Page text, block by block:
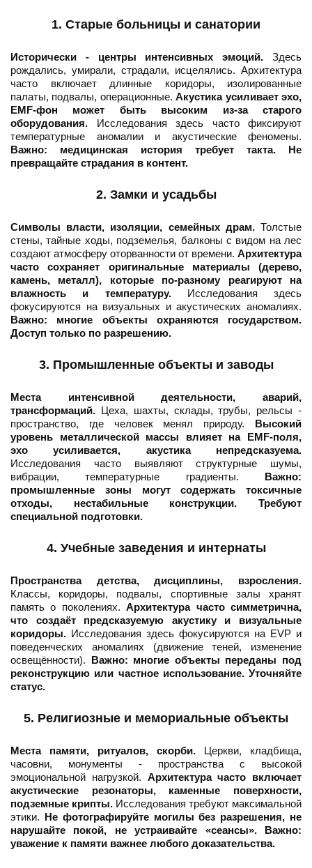
1. Старые больницы и санатории
Исторически - центры интенсивных эмоций. Здесь
рождались, умирали, страдали, исцелялись. Архитектура
часто включает длинные коридоры, изолированные
палаты, подвалы, операционные.Акустика усиливает эхо,
EMF-фон может быть высоким из-за старого
оборудования. Исследования здесь часто фиксируют
температурные аномалии и акустические феномены.
Важно: медицинская история требует такта. Не
превращайте страдания в контент.
2. Замки и усадьбы
Символы власти, изоляции, семейных драм.Толстые
стены, тайные ходы, подземелья, балконы с видом на лес
создают атмосферу оторванности от времени. Архитектура
часто сохраняет оригинальные материалы (дерево,
камень, металл), которые по-разному реагируют на
влажность и температуру.Исследования здесь
фокусируются на визуальных и акустических аномалиях.
Важно: многие объекты охраняются государством.
Доступ только по разрешению.
3. Промышленные объекты и заводы
Места интенсивной деятельности, аварий,
трансформаций. Цеха, шахты, склады, трубы, рельсы -
пространство, где человек менял природу. Высокий
уровень металлической массы влияет на EMF-поля,
эхо усиливается, акустика непредсказуема.
Исследования часто выявляют структурные шумы,
вибрации, температурные градиенты. Важно:
промышленные зоны могут содержать токсичные
отходы, нестабильные конструкции. Требуют
специальной подготовки.
4. Учебные заведения и интернаты
Пространства детства, дисциплины, взросления.
Классы, коридоры, подвалы, спортивные залы хранят
память о поколениях.Архитектура часто симметрична,
что создаёт предсказуемую акустику и визуальные
коридоры. Исследования здесь фокусируются на EVP и
поведенческих аномалиях (движение теней, изменение
освещённости). Важно: многие объекты переданы под
реконструкцию или частное использование. Уточняйте
статус.
5. Религиозные и мемориальные объекты
Места памяти, ритуалов, скорби. Церкви, кладбища,
часовни, монументы - пространства с высокой
эмоциональной нагрузкой. Архитектура часто включает
акустические резонаторы, каменные поверхности,
подземные крипты. Исследования требуют максимальной
этики. Не фотографируйте могилы без разрешения, не
нарушайте покой, не устраивайте «сеансы».
Важно:
уважение к памяти важнее любого доказательства.